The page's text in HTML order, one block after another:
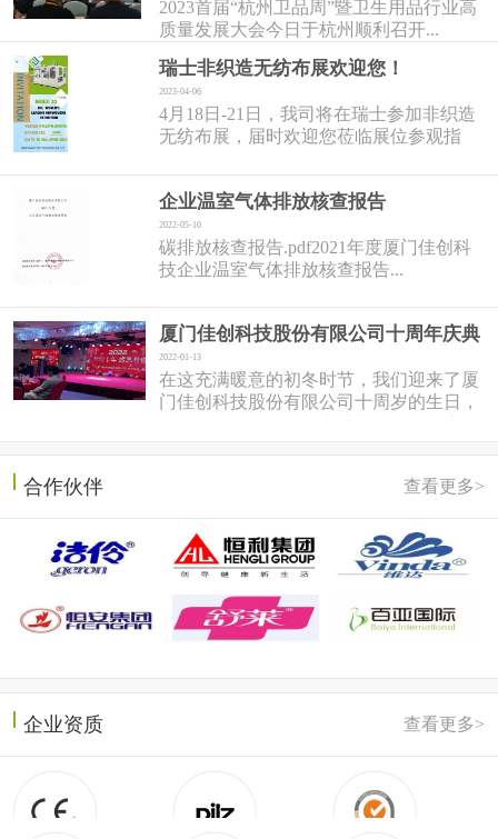
2023首届“杭州卫品周”暨卫生用品行业高
质量发展大会今日于杭州顺利召开...
瑞士非织造无纺布展欢迎您！
2023-04-06
4月18日-21日，我司将在瑞士参加非织造
无纺布展，届时欢迎您莅临展位参观指
企业温室气体排放核查报告
2022-05-10
碳排放核查报告.pdf2021年度厦门佳创科
技企业温室气体排放核查报告...
厦门佳创科技股份有限公司十周年庆典
2022-01-13
在这充满暖意的初冬时节，我们迎来了厦
门佳创科技股份有限公司十周岁的生日，
重召开。岱总回想十年前，佳...
合作伙伴 查看更多>
企业资质 查看更多>